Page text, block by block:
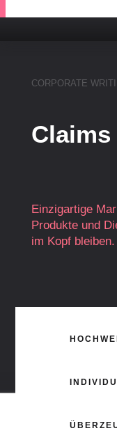
CORPORATE
Einzigartige
Produkte und
im Kopf bleiben.